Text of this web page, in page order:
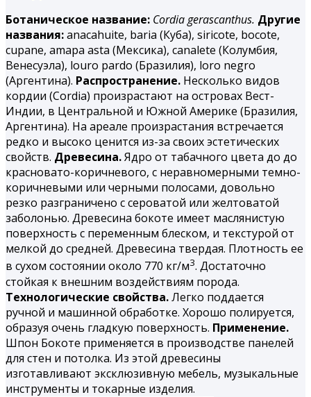
Ботаническое название: Cordia gerascanthus. Другие
названия:аnacahuite, baria (Куба), siricote, bocote,
cupane, amapa asta (Мексика), canalete (Колумбия,
Венесуэла), louro pardo (Бразилия), loro negro
(Аргентина). Распространение. Несколько видов
кордии (Cordia) произрастают на островах Вест-
Индии, в Центральной и Южной Америке (Бразилия,
Аргентина). На ареале произрастания встречается
редко и высоко ценится из-за своих эстетических
свойств. Древесина.Ядро от табачного цвета до до
красновато-коричневого, с неравномерными темно-
коричневыми или черными полосами, довольно
резко разграничено с сероватой или желтоватой
заболонью. Древесина бокоте имеет маслянистую
поверхность с переменным блеском, и текстурой от
мелкой до средней. Древесина твердая. Плотность ее
в сухом состоянии около 770 кг/м3. Достаточно
стойкая к внешним воздействиям порода.
Технологические свойства.Легко поддается
ручной и машинной обработке. Хорошо полируется,
образуя очень гладкую поверхность. Применение.
Шпон Бокоте применяется в производстве панелей
для стен и потолка. Из этой древесины
изготавливают эксклюзивную мебель, музыкальные
инструменты и токарные изделия.